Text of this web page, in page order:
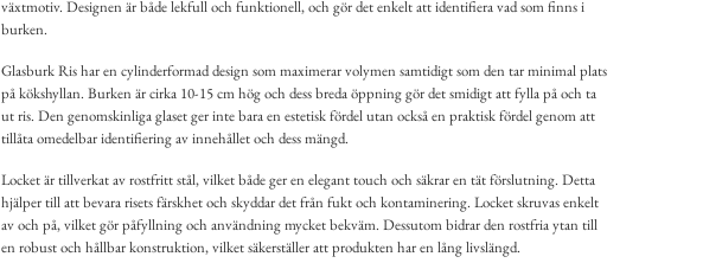
växtmotiv. Designen är både lekfull och funktionell, och gör det enkelt att identifiera vad som finns i
burken.
Glasburk Ris har en cylinderformad design som maximerar volymen samtidigt som den tar minimal plats
på kökshyllan. Burken är cirka 10-15 cm hög och dess breda öppning gör det smidigt att fylla på och ta
ut ris. Den genomskinliga glaset ger inte bara en estetisk fördel utan också en praktisk fördel genom att
tillåta omedelbar identifiering av innehållet och dess mängd.
Locket är tillverkat av rostfritt stål, vilket både ger en elegant touch och säkrar en tät förslutning. Detta
hjälper till att bevara risets färskhet och skyddar det från fukt och kontaminering. Locket skruvas enkelt
av och på, vilket gör påfyllning och användning mycket bekväm. Dessutom bidrar den rostfria ytan till
en robust och hållbar konstruktion, vilket säkerställer att produkten har en lång livslängd.